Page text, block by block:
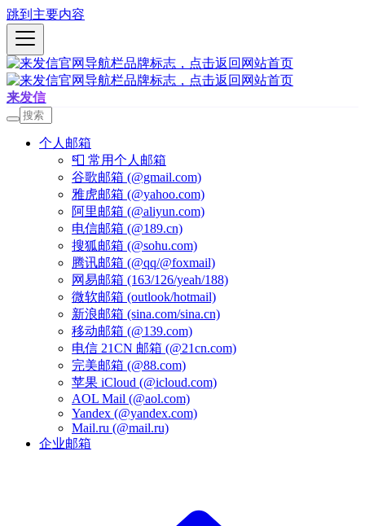
跳到主要内容
来发信
个人邮箱
📮 常用个人邮箱
谷歌邮箱 (@gmail.com)
雅虎邮箱 (@yahoo.com)
阿里邮箱 (@aliyun.com)
电信邮箱 (@189.cn)
搜狐邮箱 (@sohu.com)
腾讯邮箱 (@qq/@foxmail)
网易邮箱 (163/126/yeah/188)
微软邮箱 (outlook/hotmail)
新浪邮箱 (sina.com/sina.cn)
移动邮箱 (@139.com)
电信 21CN 邮箱 (@21cn.com)
完美邮箱 (@88.com)
苹果 iCloud (@icloud.com)
AOL Mail (@aol.com)
Yandex (@yandex.com)
Mail.ru (@mail.ru)
企业邮箱